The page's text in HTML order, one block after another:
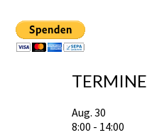
TERMINE
Aug. 30
8:00 - 14:00